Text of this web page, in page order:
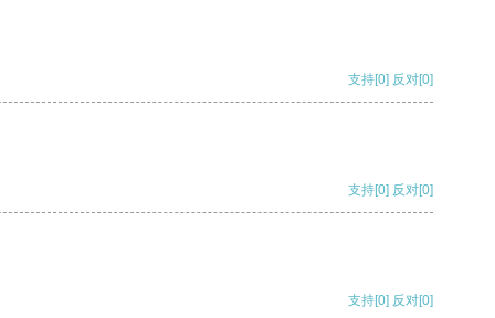
支持[0] 反对[0]
支持[0] 反对[0]
支持[0] 反对[0]